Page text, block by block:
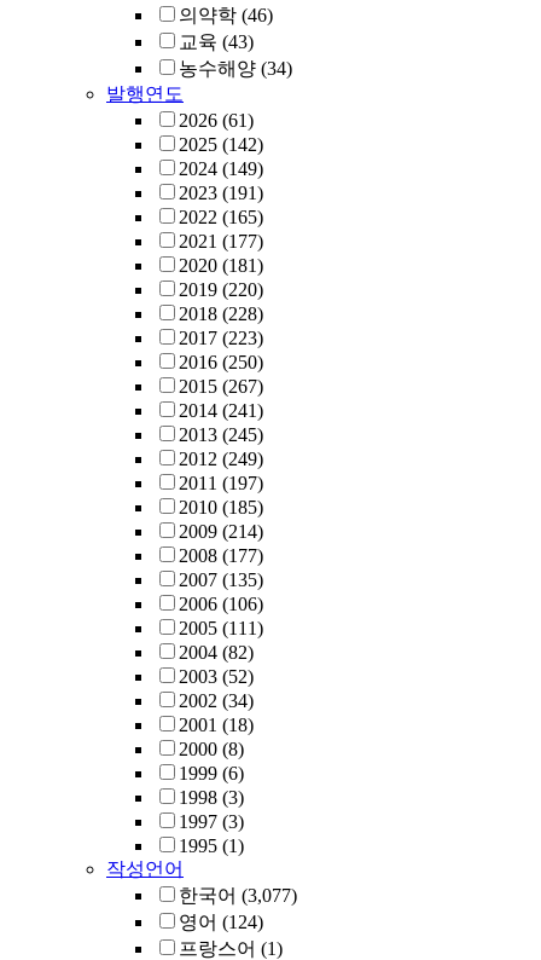
의약학 (46)
교육 (43)
농수해양 (34)
발행연도
2026 (61)
2025 (142)
2024 (149)
2023 (191)
2022 (165)
2021 (177)
2020 (181)
2019 (220)
2018 (228)
2017 (223)
2016 (250)
2015 (267)
2014 (241)
2013 (245)
2012 (249)
2011 (197)
2010 (185)
2009 (214)
2008 (177)
2007 (135)
2006 (106)
2005 (111)
2004 (82)
2003 (52)
2002 (34)
2001 (18)
2000 (8)
1999 (6)
1998 (3)
1997 (3)
1995 (1)
작성언어
한국어 (3,077)
영어 (124)
프랑스어 (1)